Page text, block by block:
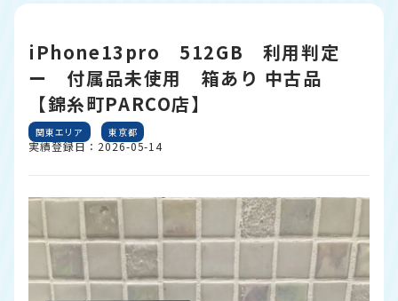
iPhone13pro 512GB 利用判定
ー 付属品未使用 箱あり 中古品
【錦糸町PARCO店】
関東エリア 東京都
実績登録日：2026-05-14